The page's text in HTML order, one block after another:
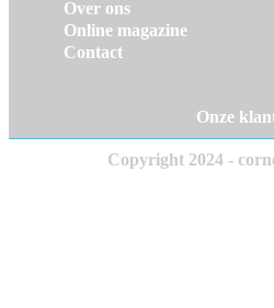
Over ons
Online magazine
Contact
Onze
Copyright 2024 -